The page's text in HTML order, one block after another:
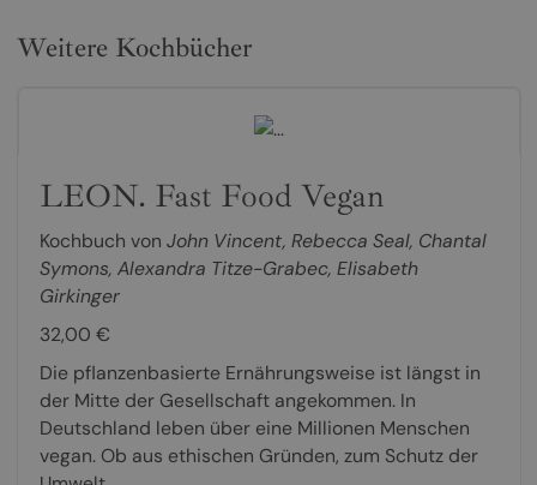
Weitere Kochbücher
LEON. Fast Food Vegan
Kochbuch von John Vincent, Rebecca Seal, Chantal
Symons, Alexandra Titze-Grabec, Elisabeth
Girkinger
32,00 €
Die pflanzenbasierte Ernährungsweise ist längst in
der Mitte der Gesellschaft angekommen. In
Deutschland leben über eine Millionen Menschen
vegan. Ob aus ethischen Gründen, zum Schutz der